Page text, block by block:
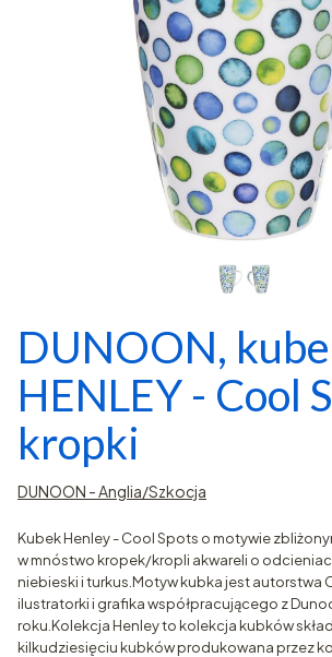
DUNOON,
HENLEY - Cool
kropki
DUNOON - Anglia/Szkocja
Kubek Henley - Cool Spots o motywie
w mnóstwo kropek/kropli akwareli o
niebieski i turkus.Motyw kubka jest autorstwa
ilustratorki i grafika współpracującego z
roku.Kolekcja Henley to kolekcja kubków
kilkudziesięciu kubków produkowana przez